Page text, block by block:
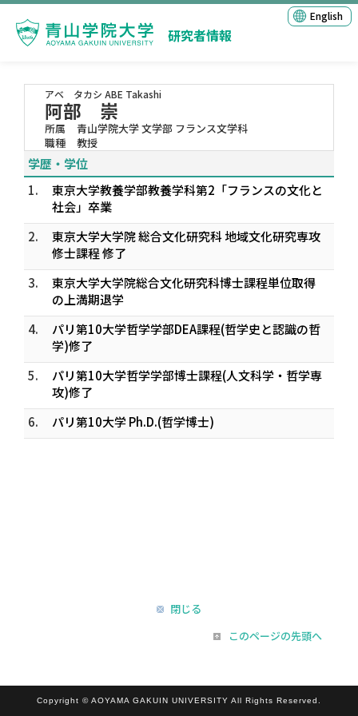
研究者情報
English
アベ タカシ ABE Takashi
阿部 崇
所属
青山学院大学 文学部 フランス文学科
職種
教授
学歴・学位
1.
東京大学教養学部教養学科第2「フランスの文化と
社会」卒業
2.
東京大学大学院 総合文化研究科 地域文化研究専攻
修士課程 修了
3.
東京大学大学院総合文化研究科博士課程単位取得
の上満期退学
4.
パリ第10大学哲学学部DEA課程(哲学史と認識の哲
学)修了
5.
パリ第10大学哲学学部博士課程(人文科学・哲学専
攻)修了
6.
パリ第10大学 Ph.D.(哲学博士)
閉じる
このページの先頭へ
Copyright © AOYAMA GAKUIN UNIVERSITY All Rights Reserved.